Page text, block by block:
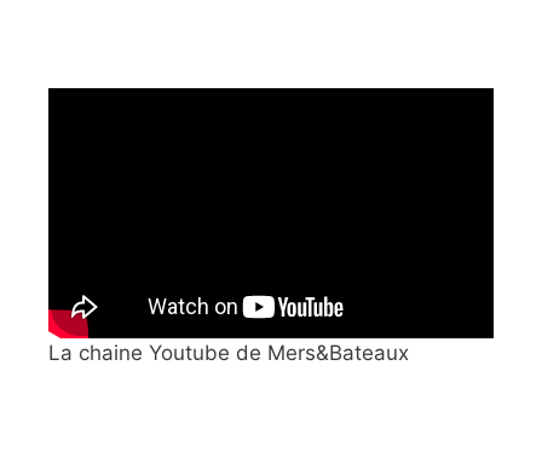
La chaine Youtube de Mers&Bateaux